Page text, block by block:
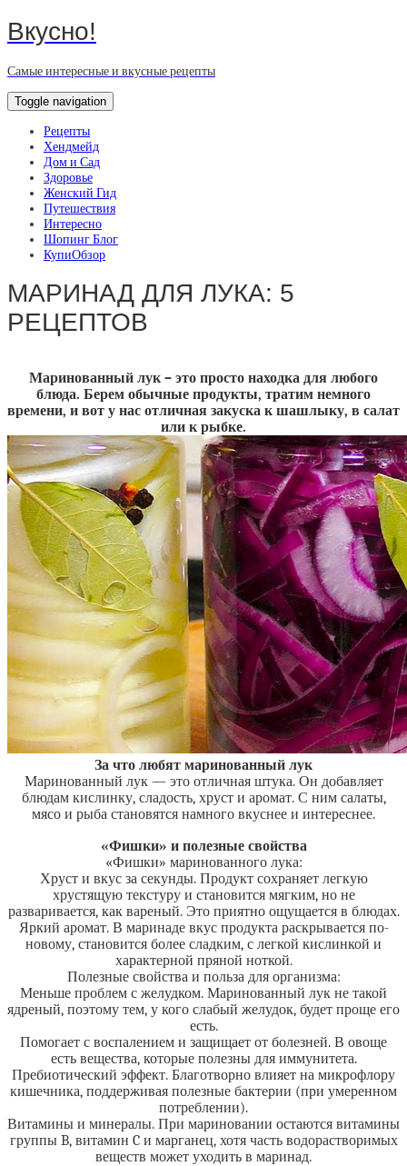
Вкусно!
Самые интересные и вкусные рецепты
Toggle navigation
Рецепты
Хендмейд
Дом и Сад
Здоровье
Женский Гид
Путешествия
Интересно
Шопинг Блог
КупиОбзор
МАРИНАД ДЛЯ ЛУКА: 5
РЕЦЕПТОВ
Маринованный лук – это просто находка для любого
блюда. Берем обычные продукты, тратим немного
времени, и вот у нас отличная закуска к шашлыку, в салат
или к рыбке.
За что любят маринованный лук
Маринованный лук — это отличная штука. Он добавляет
блюдам кислинку, сладость, хруст и аромат. С ним салаты,
мясо и рыба становятся намного вкуснее и интереснее.
«Фишки» и полезные свойства
«Фишки» маринованного лука:
Хруст и вкус за секунды. Продукт сохраняет легкую
хрустящую текстуру и становится мягким, но не
разваривается, как вареный. Это приятно ощущается в блюдах.
Яркий аромат. В маринаде вкус продукта раскрывается по-
новому, становится более сладким, с легкой кислинкой и
характерной пряной ноткой.
Полезные свойства и польза для организма:
Меньше проблем с желудком. Маринованный лук не такой
ядреный, поэтому тем, у кого слабый желудок, будет проще его
есть.
Помогает с воспалением и защищает от болезней. В овоще
есть вещества, которые полезны для иммунитета.
Пребиотический эффект. Благотворно влияет на микрофлору
кишечника, поддерживая полезные бактерии (при умеренном
потреблении).
Витамины и минералы. При мариновании остаются витамины
группы B, витамин C и марганец, хотя часть водорастворимых
веществ может уходить в маринад.